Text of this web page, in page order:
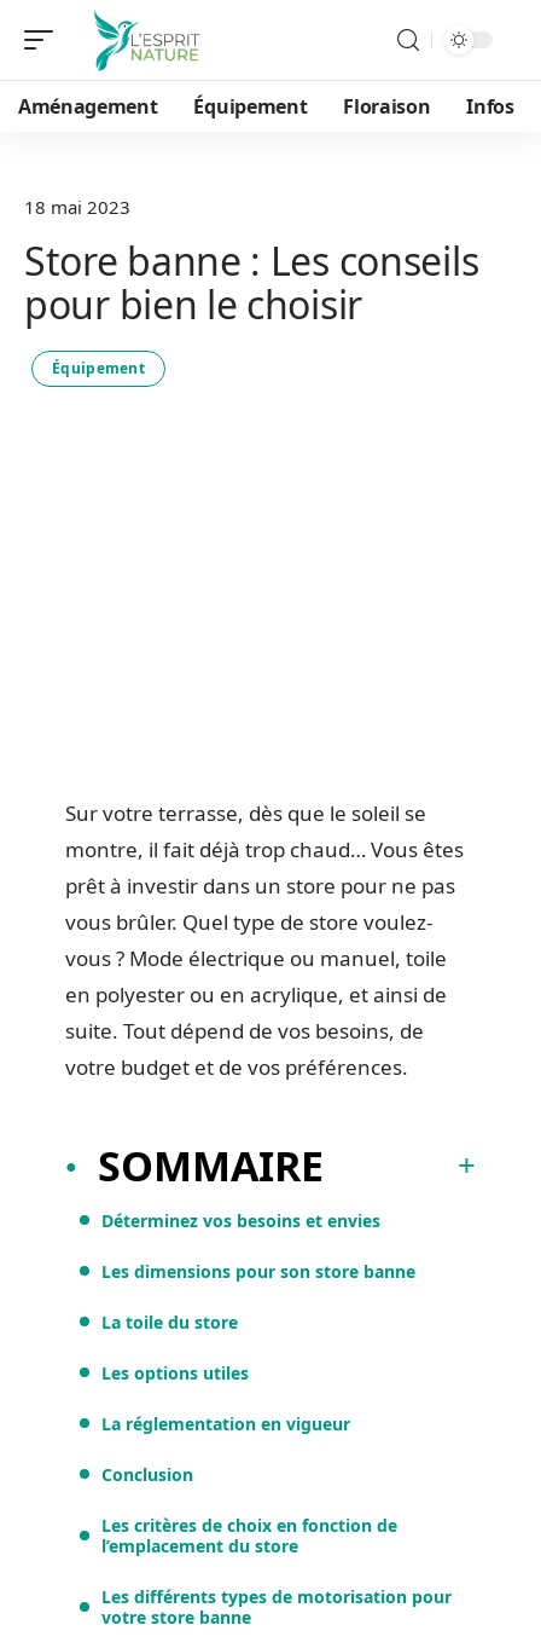
Aménagement Équipement Floraison Infos
18 mai 2023
Store banne : Les conseils
pour bien le choisir
Équipement
Sur votre terrasse, dès que le soleil se
montre, il fait déjà trop chaud… Vous êtes
prêt à investir dans un store pour ne pas
vous brûler. Quel type de store voulez-
vous ? Mode électrique ou manuel, toile
en polyester ou en acrylique, et ainsi de
suite. Tout dépend de vos besoins, de
votre budget et de vos préférences.
SOMMAIRE
Déterminez vos besoins et envies
Les dimensions pour son store banne
La toile du store
Les options utiles
La réglementation en vigueur
Conclusion
Les critères de choix en fonction de
l’emplacement du store
Les différents types de motorisation pour
votre store banne